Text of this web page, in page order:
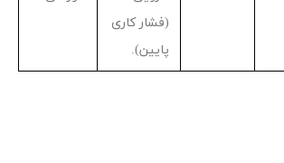
(فشار کاری
پایین).